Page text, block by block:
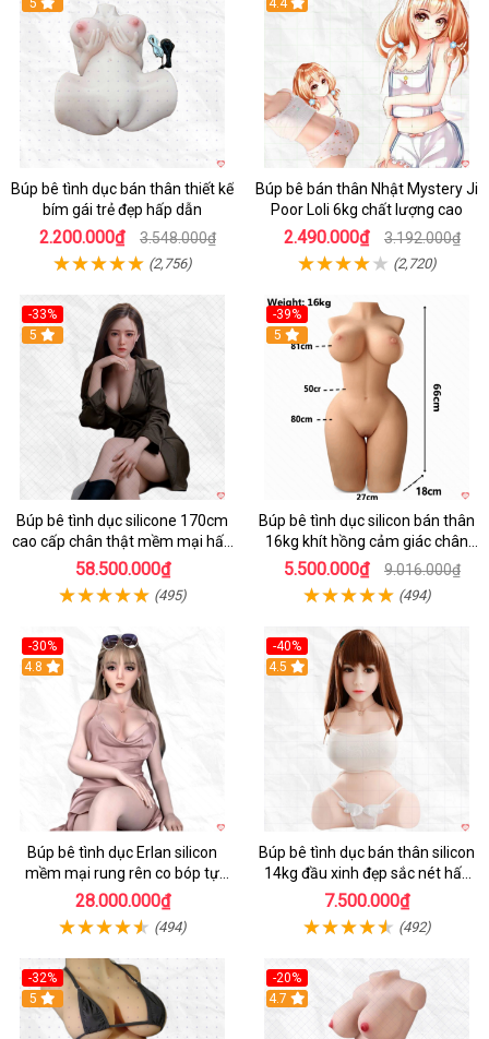
Hot
5
Búp bê tình dục bán thân thiết kế
bím gái trẻ đẹp hấp dẫn
2.200.000₫ 3.548.000₫
(2,756)
Hot
4.4
Búp bê bán thân Nhật Mystery Ji
Poor Loli 6kg chất lượng cao
2.490.000₫ 3.192.000₫
(2,720)
-33%
5
Búp bê tình dục silicone 170cm
cao cấp chân thật mềm mại hấp
dẫn
58.500.000₫
(495)
-39%
5
Búp bê tình dục silicon bán thân
16kg khít hồng cảm giác chân
thực mê hoặc
5.500.000₫ 9.016.000₫
(494)
-30%
4.8
Búp bê tình dục Erlan silicon
mềm mại rung rên co bóp tự
động
28.000.000₫
(494)
-40%
4.5
Búp bê tình dục bán thân silicon
14kg đầu xinh đẹp sắc nét hấp
dẫn
7.500.000₫
(492)
-32%
5
-20%
4.7